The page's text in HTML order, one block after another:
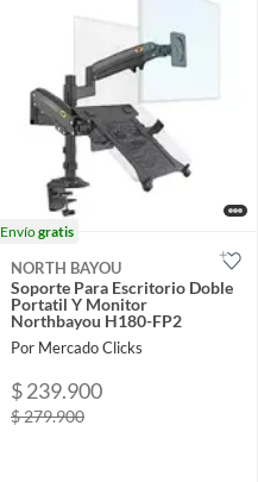
Envíogratis
NORTH BAYOU
Soporte Para Escritorio Doble
Portatil Y Monitor
Northbayou H180-FP2
Por Mercado Clicks
$ 239.900
$ 279.900